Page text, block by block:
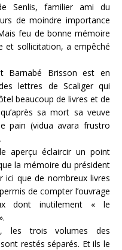
Senlis, familier ami du
de moindre importance
feu de bonne mémoire
et sollicitation, a empêché
Barnabé Brisson est en
lettres de Scaliger qui
beaucoup de livres et de
sa mort sa veuve
pain (vidua avara frustro
aperçu éclaircir un point
la mémoire du président
ici que de nombreux livres
de compter l’ouvrage
dont inutilement « le
les trois volumes des
restés séparés. Et ils le